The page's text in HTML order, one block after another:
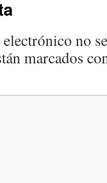
no
marcados